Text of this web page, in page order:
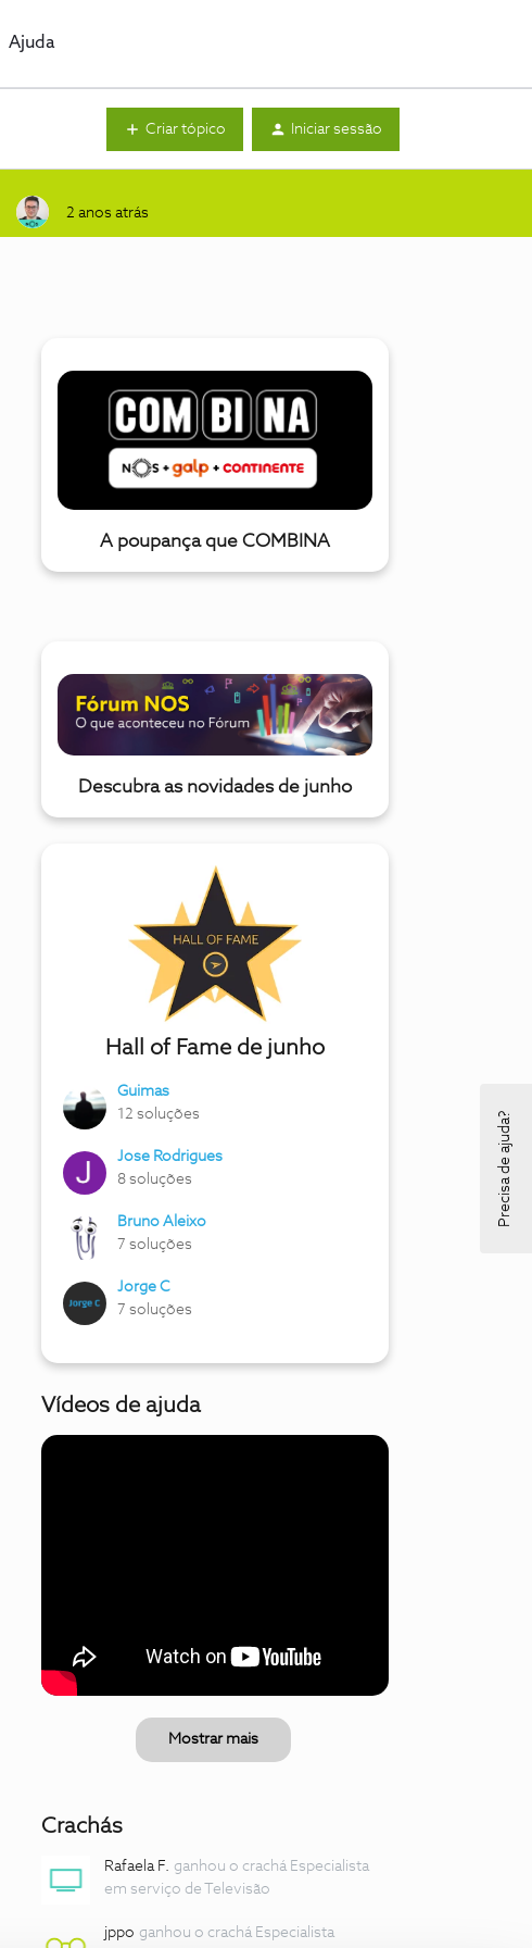
Ajuda
Criar tópico Iniciar sessão
2 anos atrás
A poupança que COMBINA
Descubra as novidades de junho
Hall of Fame de junho
Guimas
12 soluções
Jose Rodrigues
8 soluções
Bruno Aleixo
7 soluções
Jorge C
7 soluções
Vídeos de ajuda
Mostrar mais
Crachás
Rafaela F. ganhou o crachá Especialista
em serviço de Televisão
jppo ganhou o crachá Especialista
Precisa de ajuda?